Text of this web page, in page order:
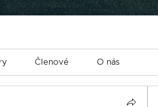
Členové O nás